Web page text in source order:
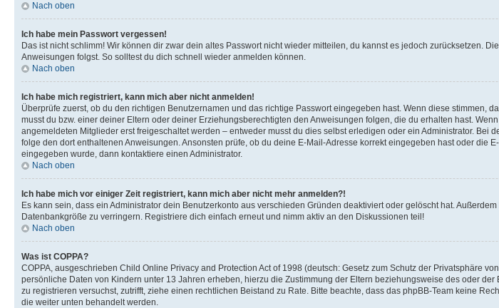
Nach oben
Ich habe mein Passwort vergessen!
Das ist nicht schlimm! Wir können dir zwar dein altes Passwort nicht wieder mitteilen, du kannst es jedoch zurücksetzen.
Anweisungen folgst. So solltest du dich schnell wieder anmelden können.
Nach oben
Ich habe mich registriert, kann mich aber nicht anmelden!
Überprüfe zuerst, ob du den richtigen Benutzernamen und das richtige Passwort eingegeben hast. Wenn diese stimmen,
musst du bzw. einer deiner Eltern oder deiner Erziehungsberechtigten den Anweisungen folgen, die du erhalten hast.
angemeldeten Mitglieder erst freigeschaltet werden – entweder musst du dies selbst erledigen oder ein Administrator.
folge den dort enthaltenen Anweisungen. Ansonsten prüfe, ob du deine E-Mail-Adresse korrekt eingegeben hast oder die
eingegeben wurde, dann kontaktiere einen Administrator.
Nach oben
Ich habe mich vor einiger Zeit registriert, kann mich aber nicht mehr anmelden?!
Es kann sein, dass ein Administrator dein Benutzerkonto aus verschieden Gründen deaktiviert oder gelöscht hat.
Datenbankgröße zu verringern. Registriere dich einfach erneut und nimm aktiv an den Diskussionen teil!
Nach oben
Was ist COPPA?
COPPA, ausgeschrieben Child Online Privacy and Protection Act of 1998 (deutsch: Gesetz zum Schutz der Privatsphäre
persönliche Daten von Kindern unter 13 Jahren erheben, hierzu die Zustimmung der Eltern beziehungsweise des oder
zu registrieren versuchst, zutrifft, ziehe einen rechtlichen Beistand zu Rate. Bitte beachte, dass das phpBB-Team keine
die weiter unten behandelt werden.